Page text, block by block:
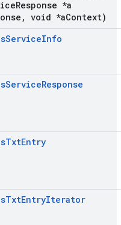
Response *a
, void *aContext)
ServiceInfo
ServiceResponse
TxtEntry
TxtEntryIterator